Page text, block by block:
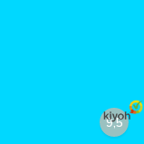
9,5